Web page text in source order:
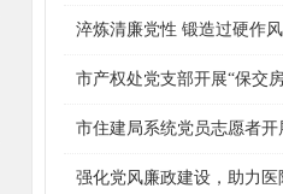
淬炼清廉党性 锻造过硬作
市产权处党支部开展“保交
市住建局系统党员志愿者
强化党风廉政建设，助力